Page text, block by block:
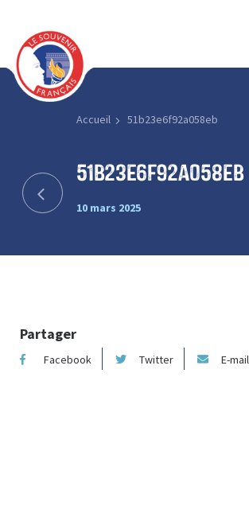
Accueil 51b23e6f92a058eb
51b23e6f92a058eb
10 mars 2025
Partager
Facebook Twitter E-mail